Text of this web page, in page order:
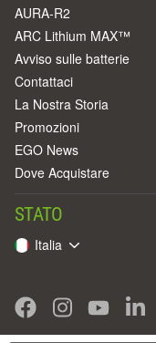
AURA-R2
ARC Lithium MAX™
Avviso sulle batterie
Contattaci
La Nostra Storia
Promozioni
EGO News
Dove Acquistare
STATO
Italia